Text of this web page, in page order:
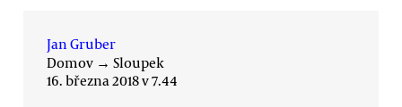
Jan Gruber
Domov → Sloupek
16. března 2018 v 7.44